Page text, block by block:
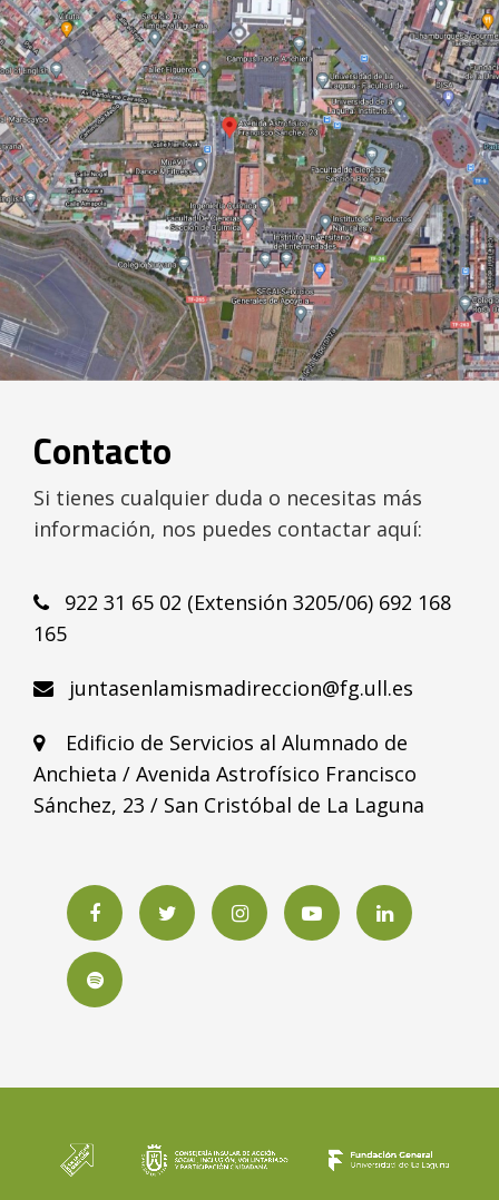
Contacto
Si tienes cualquier duda o necesitas más
información, nos puedes contactar aquí:
922 31 65 02 (Extensión 3205/06) 692 168
165
juntasenlamismadireccion@fg.ull.es
Edificio de Servicios al Alumnado de
Anchieta / Avenida Astrofísico Francisco
Sánchez, 23 / San Cristóbal de La Laguna
FacebookTwitterInstagramYouTubeLinkedIN
Spotify